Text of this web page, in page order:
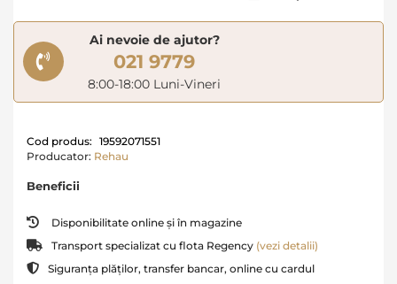
Ai nevoie de ajutor?
021 9779
8:00-18:00 Luni-Vineri
Cod produs: 19592071551
Producator: Rehau
Beneficii
Disponibilitate online și în magazine
Transport specializat cu flota Regency (vezi detalii)
Siguranța plăților, transfer bancar, online cu cardul